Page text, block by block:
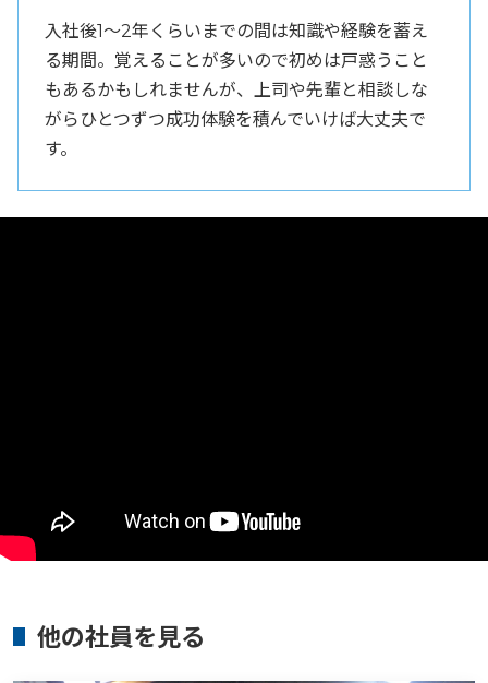
入社後1〜2年くらいまでの間は知識や経験を蓄え
る期間。覚えることが多いので初めは戸惑うこと
もあるかもしれませんが、上司や先輩と相談しな
がらひとつずつ成功体験を積んでいけば大丈夫で
す。
他の社員を見る